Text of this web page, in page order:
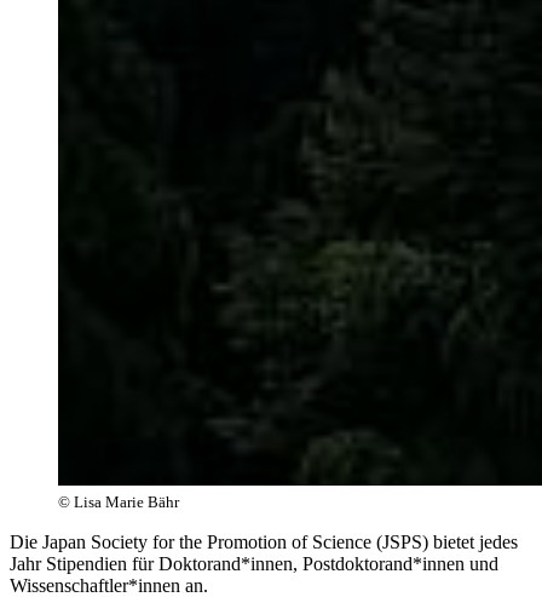
© Lisa Marie Bähr
Die Japan Society for the Promotion of Science (JSPS) bietet jedes
Jahr Stipendien für Doktorand*innen, Postdoktorand*innen und
Wissenschaftler*innen an.